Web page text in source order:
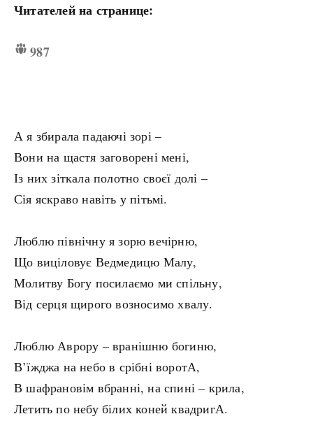
Читателей на странице:
987
А я збирала падаючі зорі –
Вони на щастя заговорені мені,
Із них зіткала полотно своєї долі –
Сія яскраво навіть у пітьмі.
Люблю північну я зорю вечірню,
Що виціловує Ведмедицю Малу,
Молитву Богу посилаємо ми спільну,
Від серця щирого возносимо хвалу.
Люблю Аврору – вранішню богиню,
В’їжджа на небо в срібні воротА,
В шафрановім вбранні, на спині – крила,
Летить по небу білих коней квадригА.